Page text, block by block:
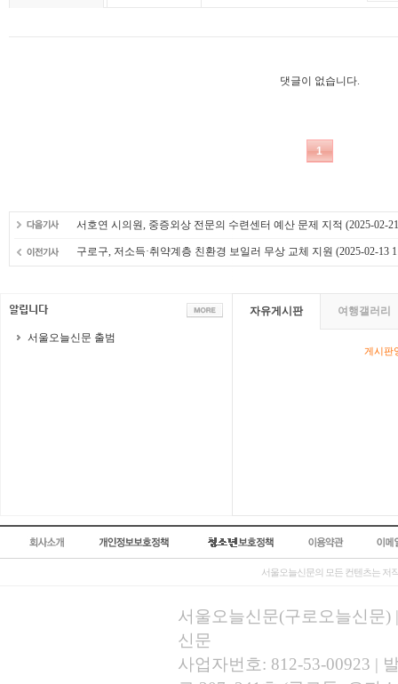
서호연 시의원, 중증외상 전문의 수련센터 예산 문제 지적 (2025-02-
구로구, 저소득·취약계층 친환경 보일러 무상 교체 지원 (2025-02-13
서울오늘신문 출범
자유게시판 여행갤러리
게시판
서울오늘신문의 모든 컨텐츠는 저
서울오늘신문(구로오늘신문)
신문
사업자번호: 812-53-00923 |